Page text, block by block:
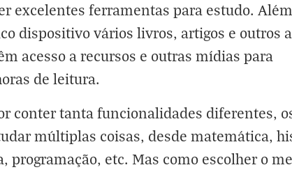
excelentes ferramentas para estudo.
dispositivo vários livros, artigos e outros
acesso a recursos e outras mídias para
de leitura.
conter tanta funcionalidades diferentes,
múltiplas coisas, desde matemática,
programação, etc. Mas como escolher o